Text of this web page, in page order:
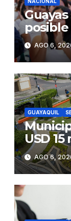
2.500
AGO 6,
GUAYAQUIL
USD
AGO 6,